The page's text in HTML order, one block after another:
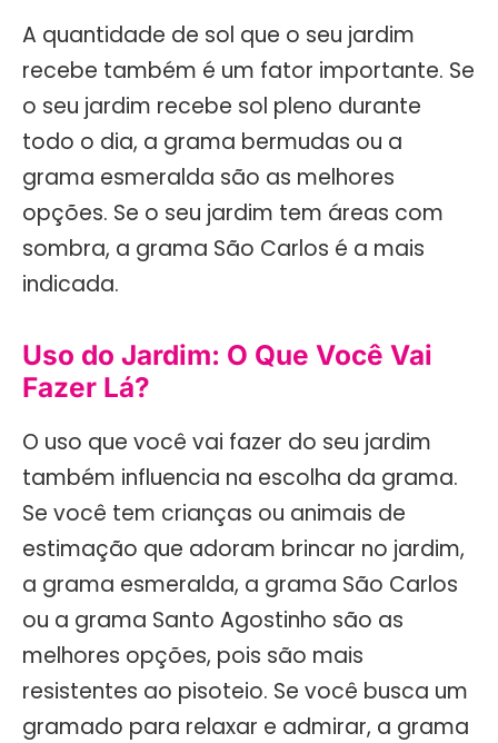
A quantidade de sol que o seu jardim
recebe também é um fator importante. Se
o seu jardim recebe sol pleno durante
todo o dia, a grama bermudas ou a
grama esmeralda são as melhores
opções. Se o seu jardim tem áreas com
sombra, a grama São Carlos é a mais
indicada.
Uso do Jardim: O Que Você Vai
Fazer Lá?
O uso que você vai fazer do seu jardim
também influencia na escolha da grama.
Se você tem crianças ou animais de
estimação que adoram brincar no jardim,
a grama esmeralda, a grama São Carlos
ou a grama Santo Agostinho são as
melhores opções, pois são mais
resistentes ao pisoteio. Se você busca um
gramado para relaxar e admirar, a grama